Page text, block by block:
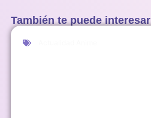
También te puede interesar